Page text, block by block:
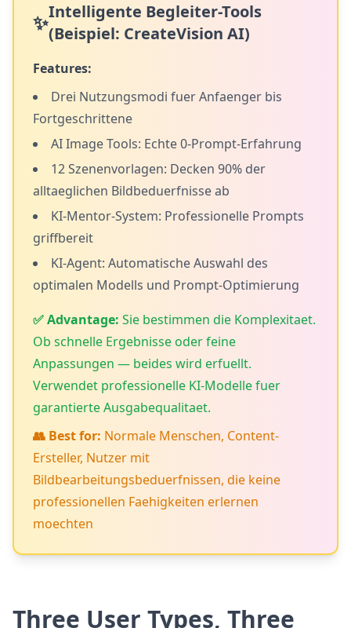
✨Intelligente Begleiter-Tools
(Beispiel: CreateVision AI)
Features:
Drei Nutzungsmodi fuer Anfaenger bis
Fortgeschrittene
AI Image Tools: Echte 0-Prompt-Erfahrung
12 Szenenvorlagen: Decken 90% der
alltaeglichen Bildbeduerfnisse ab
KI-Mentor-System: Professionelle Prompts
griffbereit
KI-Agent: Automatische Auswahl des
optimalen Modells und Prompt-Optimierung
✅ Advantage: Sie bestimmen die Komplexitaet.
Ob schnelle Ergebnisse oder feine
Anpassungen — beides wird erfuellt.
Verwendet professionelle KI-Modelle fuer
garantierte Ausgabequalitaet.
👥 Best for: Normale Menschen, Content-
Ersteller, Nutzer mit
Bildbearbeitungsbeduerfnissen, die keine
professionellen Faehigkeiten erlernen
moechten
Three User Types, Three